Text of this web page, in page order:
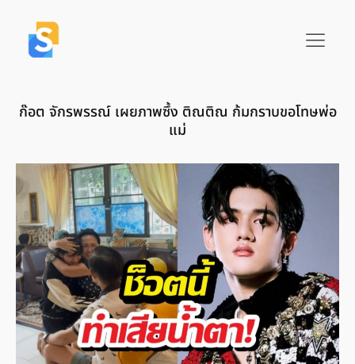
ก๊อต จักรพรรณ์ เผยภาพซึ้ง ติณติณ ก้มกราบขอโทษพ่อ
แม่